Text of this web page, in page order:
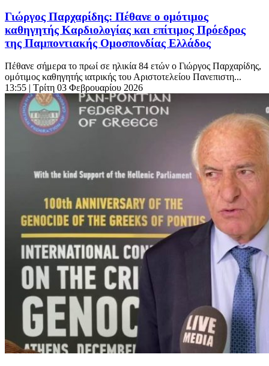
Γιώργος Παρχαρίδης: Πέθανε ο ομότιμος
καθηγητής Καρδιολογίας και επίτιμος Πρόεδρος
της Παμποντιακής Ομοσπονδίας Ελλάδος
Πέθανε σήμερα το πρωί σε ηλικία 84 ετών ο Γιώργος Παρχαρίδης,
ομότιμος καθηγητής ιατρικής του Αριστοτελείου Πανεπιστη...
13:55 | Τρίτη 03 Φεβρουαρίου 2026